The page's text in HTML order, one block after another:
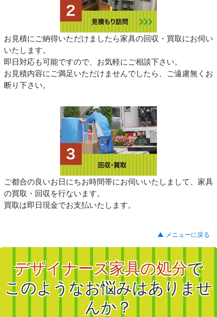
お見積にご納得いただけましたら家具の回収・買取にお伺い
いたします。
即日対応も可能ですので、お気軽にご相談下さい。
お見積内容にご満足いただけませんでしたら、ご遠慮無くお
断り下さい。
ご都合の良いお日にちお時間帯にお伺いいたしまして、家具
の買取・回収を行ないます。
買取は即日現金でお支払いたします。
▲ メニューに戻る
デザイナーズ家具の処分で
このようなお悩みはありませ
んか？